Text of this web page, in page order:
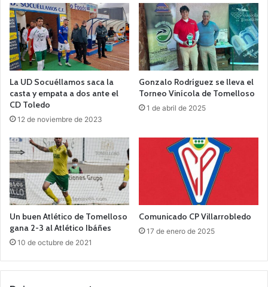
La UD Socuéllamos saca la
casta y empata a dos ante el
CD Toledo
12 de noviembre de 2023
Gonzalo Rodríguez se lleva el
Torneo Vinícola de Tomelloso
1 de abril de 2025
Un buen Atlético de Tomelloso
gana 2-3 al Atlético Ibáñes
10 de octubre de 2021
Comunicado CP Villarrobledo
17 de enero de 2025